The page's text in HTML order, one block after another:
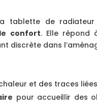
tablette de radiateur
confort. Elle répond
discrète dans
et des traces
pour accueillir des